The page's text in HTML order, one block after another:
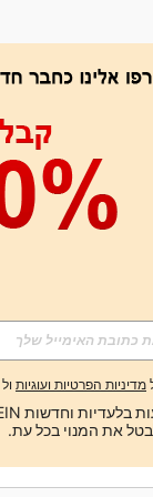
אפליקציה
מדיניות הפרטיות ועוגיות ול